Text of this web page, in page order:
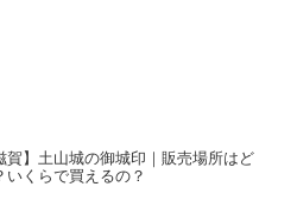
賀】土山城の御城印｜販売場所はど
いくらで買えるの？